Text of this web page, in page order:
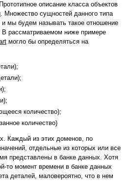
описание класса объектов
. Множество сущностей данного типа
мы будем называть такое отношение
рассматриваемом ниже примере
могло бы определяться на
количество);
количество)
Каждый из этих доменов, по
отдельные из которых или все
представлены в банке данных. Хотя
то момент времени в банке данных
деталей, маловероятно, что в нем